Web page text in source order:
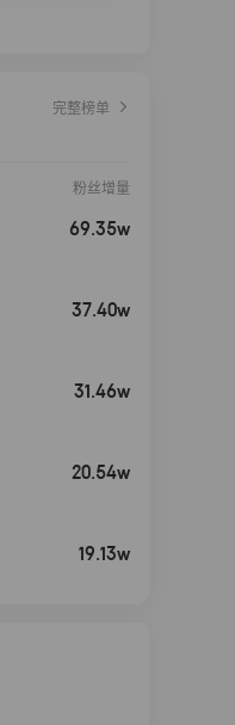
完整榜单
粉丝增量
69.35w
37.40w
31.46w
20.54w
19.13w